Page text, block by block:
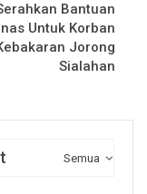
Bantuan
Untuk Korban
Jorong
Sialahan
Semua